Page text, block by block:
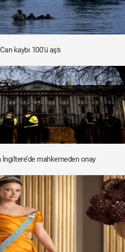
kaybı 100'ü aştı
mahkemeden onay